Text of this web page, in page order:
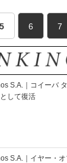
5 6 7
S.A.｜コイーバ
して復活
S.A.｜イヤー・